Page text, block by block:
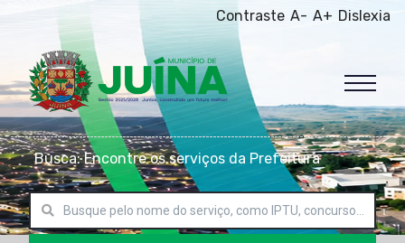
Contraste A- A+ Dislexia
Busca: Encontre os serviços da Prefeitura